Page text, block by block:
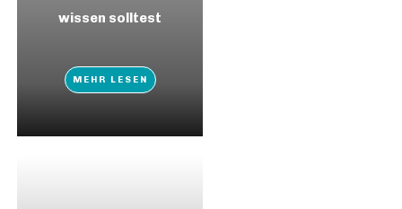
wissen solltest
MEHR LESEN